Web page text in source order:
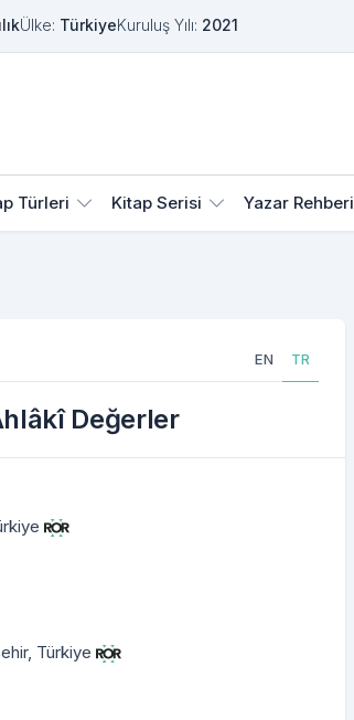
Ülke: TürkiyeKuruluş Yılı: 2021
Türleri Kitap Serisi Yazar Rehberi
EN TR
Değerler
Türkiye